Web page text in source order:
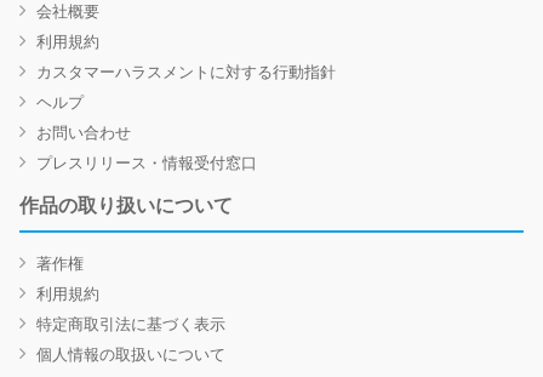
会社概要
利用規約
カスタマーハラスメントに対する行動指針
ヘルプ
お問い合わせ
プレスリリース・情報受付窓口
作品の取り扱いについて
著作権
利用規約
特定商取引法に基づく表示
個人情報の取扱いについて